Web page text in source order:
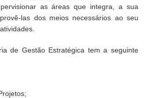
as áreas que integra, a sua
las dos meios necessários ao seu
de Gestão Estratégica tem a seguinte